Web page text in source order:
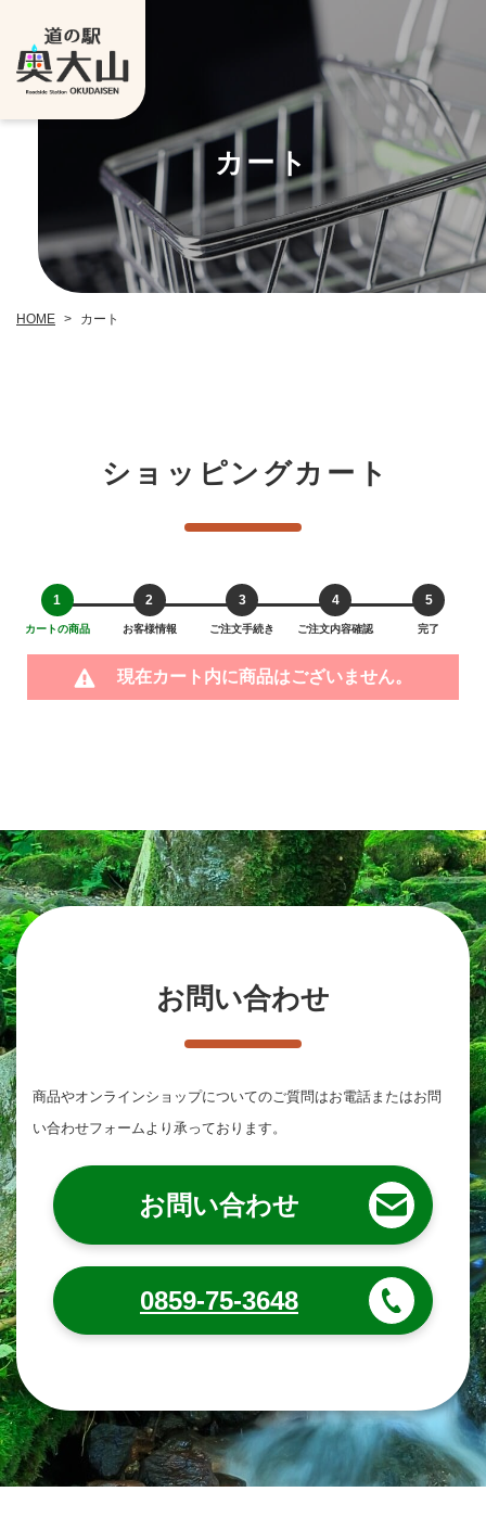
カート
HOME > カート
ショッピングカート
1
カートの商品
2
お客様情報
3
ご注文手続き
4
ご注文内容確認
5
完了
現在カート内に商品はございません。
お問い合わせ
商品やオンラインショップについてのご質問はお電話またはお問
い合わせフォームより承っております。
お問い合わせ
0859-75-3648